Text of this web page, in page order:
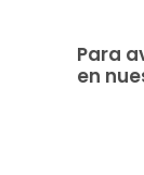
Para
en